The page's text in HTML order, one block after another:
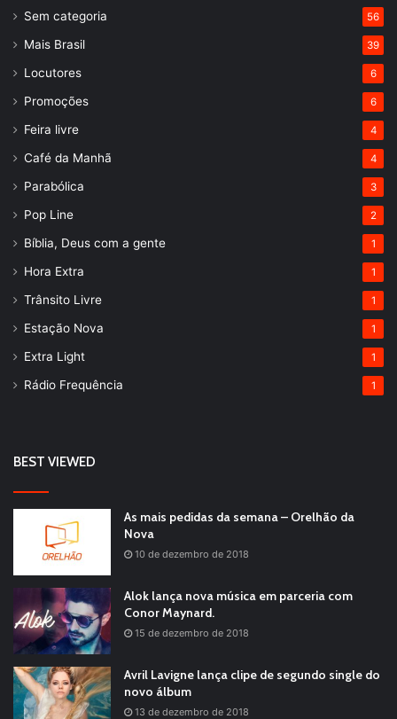
Sem categoria 56
Mais Brasil 39
Locutores 6
Promoções 6
Feira livre 4
Café da Manhã 4
Parabólica 3
Pop Line 2
Bíblia, Deus com a gente 1
Hora Extra 1
Trânsito Livre 1
Estação Nova 1
Extra Light 1
Rádio Frequência 1
BEST VIEWED
As mais pedidas da semana – Orelhão da
Nova
10 de dezembro de 2018
Alok lança nova música em parceria com
Conor Maynard.
15 de dezembro de 2018
Avril Lavigne lança clipe de segundo single do
novo álbum
13 de dezembro de 2018